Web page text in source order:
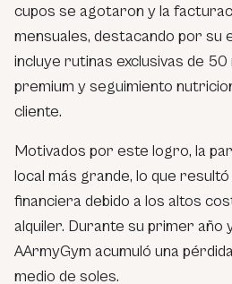
cupos se agotaron y la
mensuales, destacando por su
incluye rutinas exclusivas de 50
premium y seguimiento
cliente.
Motivados por este logro, la
local más grande, lo que
financiera debido a los altos
alquiler. Durante su primer año
AArmyGym acumuló una
medio de soles.